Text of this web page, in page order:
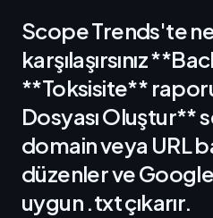
Scope Trends'te
karşılaşırsınız
**Toksisite**
Dosyası Oluştur**
domain veya URL
düzenler ve
uygun .txt çıkarır.